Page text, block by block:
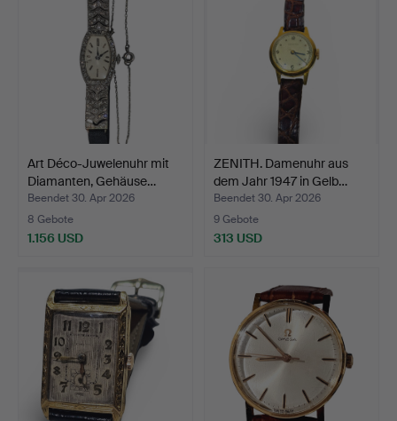
Art Déco-Juwelenuhr mit
Diamanten, Gehäuse…
Beendet 30. Apr 2026
8 Gebote
1.156 USD
ZENITH. Damenuhr aus
dem Jahr 1947 in Gelb…
Beendet 30. Apr 2026
9 Gebote
313 USD